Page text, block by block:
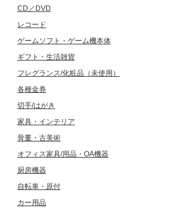
CD／DVD
レコード
ゲームソフト・ゲーム機本体
ギフト・生活雑貨
フレグランス/化粧品（未使用）
各種金券
切手/はがき
家具・インテリア
骨董・古美術
オフィス家具/用品・OA機器
厨房機器
自転車・原付
カー用品